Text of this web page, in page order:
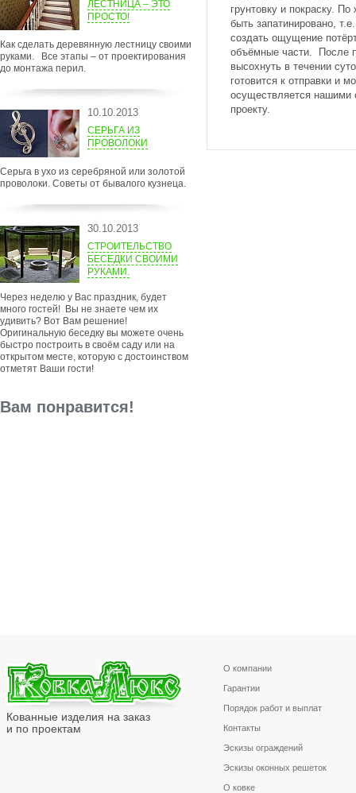
ЛЕСТНИЦА – ЭТО
ПРОСТО!
Как сделать деревянную лестницу своими
руками. Все этапы – от проектирования
до монтажа перил.
10.10.2013
СЕРЬГА ИЗ
ПРОВОЛОКИ
Серьга в ухо из серебряной или золотой
проволоки. Советы от бывалого кузнеца.
30.10.2013
СТРОИТЕЛЬСТВО
БЕСЕДКИ СВОИМИ
РУКАМИ.
Через неделю у Вас праздник, будет
много гостей! Вы не знаете чем их
удивить? Вот Вам решение!
Оригинальную беседку вы можете очень
быстро построить в своём саду или на
открытом месте, которую с достоинством
отметят Ваши гости!
Вам понравится!
грунтовку и покраску.
быть запатинировано,
создать ощущение
объёмные части. После
высохнуть в течении
готовится к отправки и
осуществляется нашими
проекту.
Кованные изделия на заказ
и по проектам
О компании
Гарантии
Порядок работ и выплат
Контакты
Эскизы ограждений
Эскизы оконных решеток
О ковке